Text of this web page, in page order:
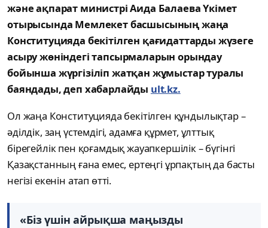
және ақпарат министрі Аида Балаева Үкімет
отырысында Мемлекет басшысының жаңа
Конституцияда бекітілген қағидаттарды жүзеге
асыру жөніндегі тапсырмаларын орындау
бойынша жүргізіліп жатқан жұмыстар туралы
баяндады, деп хабарлайды ult.kz.
Ол жаңа Конституцияда бекітілген құндылықтар –
әділдік, заң үстемдігі, адамға құрмет, ұлттық
бірегейлік пен қоғамдық жауапкершілік – бүгінгі
Қазақстанның ғана емес, ертеңгі ұрпақтың да басты
негізі екенін атап өтті.
«Біз үшін айрықша маңызды